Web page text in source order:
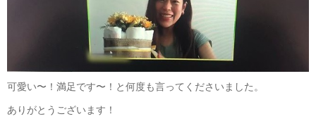
可愛い〜！満足です〜！と何度も言ってくださいました。
ありがとうございます！